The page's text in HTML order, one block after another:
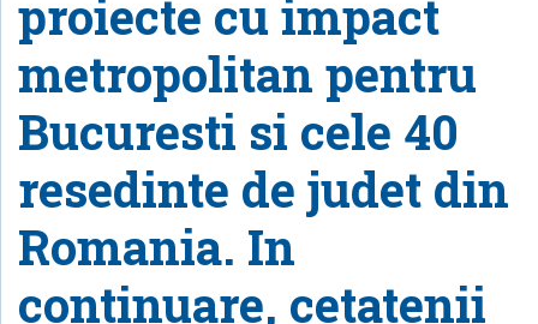
proiecte cu impact
metropolitan pentru
Bucuresti si cele 40
resedinte de judet din
Romania. In
continuare, cetatenii